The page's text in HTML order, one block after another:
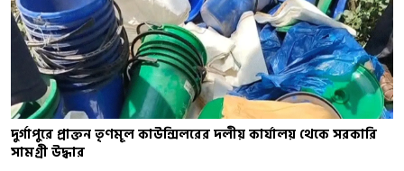
দুর্গাপুরে প্রাক্তন তৃণমূল কাউন্সিলরের দলীয় কার্যালয় থেকে সরকারি
সামগ্রী উদ্ধার